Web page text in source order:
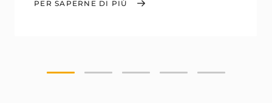
PER SAPERNE DI PIÙ